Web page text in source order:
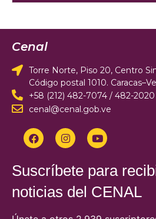
Cenal
Torre Norte, Piso 20, Centro
Código postal 1010.
+58 (212) 482-7074 / 482-2020
cenal@cenal.gob.ve
Suscríbete para
noticias del CENAL